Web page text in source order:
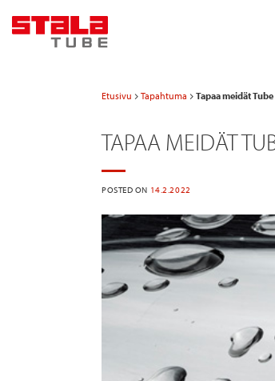
Etusivu Tapahtuma Tapaa meidät
TAPAA MEIDÄT
POSTED ON 14.2.2022